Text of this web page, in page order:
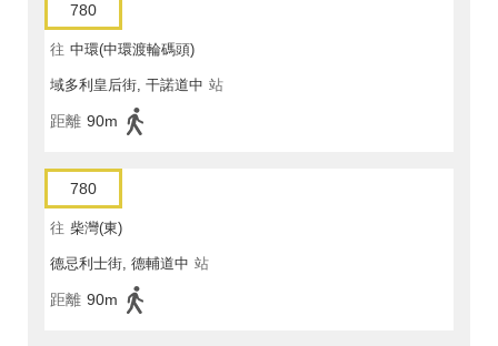
780
往 中環(中環渡輪碼頭)
域多利皇后街, 干諾道中 站
距離 90m
780
往 柴灣(東)
德忌利士街, 德輔道中 站
距離 90m